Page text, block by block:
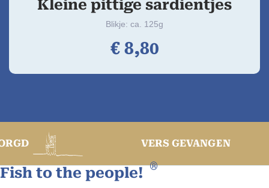
Kleine pittige sardientjes
Blikje: ca. 125g
€8,80
VERS GEVANGEN
Fish to the people! ®